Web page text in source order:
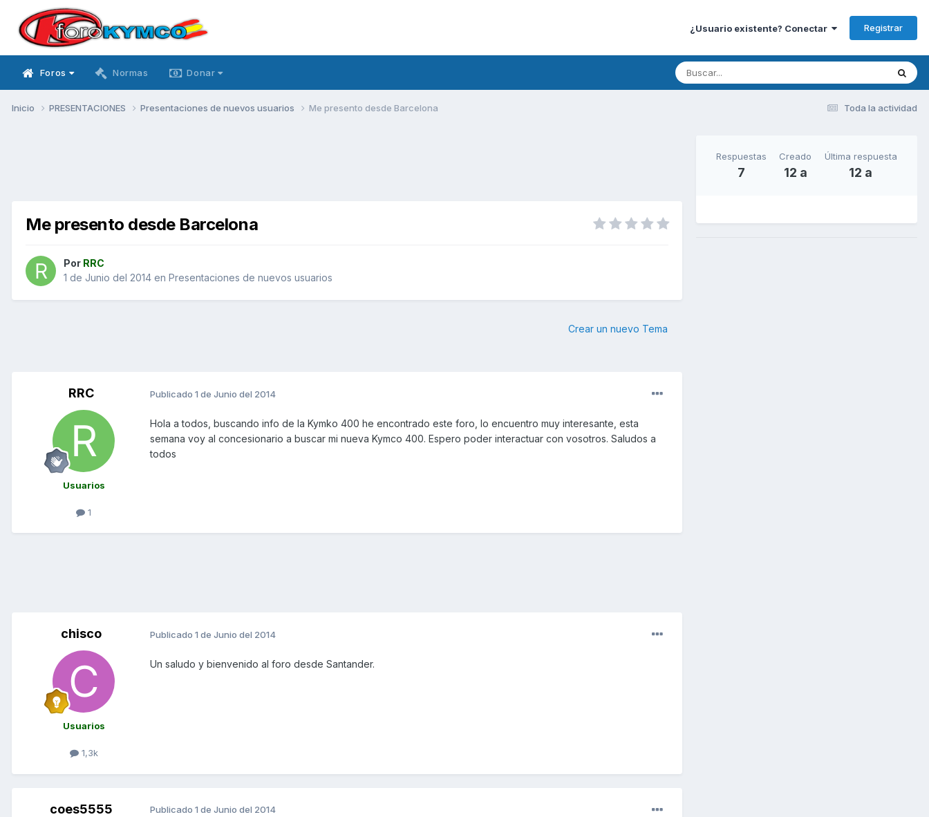
¿Usuario existente? Conectar Registrar
Foros Normas Donar
Toda la actividad
Inicio PRESENTACIONES Presentaciones de nuevos usuarios Me presento desde Barcelona
Me presento desde Barcelona
Por RRC
1 de Junio del 2014 en Presentaciones de nuevos usuarios
Crear un nuevo Tema
RRC
Usuarios
1
Publicado 1 de Junio del 2014
Hola a todos, buscando info de la Kymko 400 he encontrado este foro, lo encuentro muy interesante, esta
semana voy al concesionario a buscar mi nueva Kymco 400. Espero poder interactuar con vosotros. Saludos a
todos
chisco
Usuarios
1,3k
Publicado 1 de Junio del 2014
Un saludo y bienvenido al foro desde Santander.
coes5555 Publicado 1 de Junio del 2014
Respuestas
7
Creado
12 a
Última respuesta
12 a